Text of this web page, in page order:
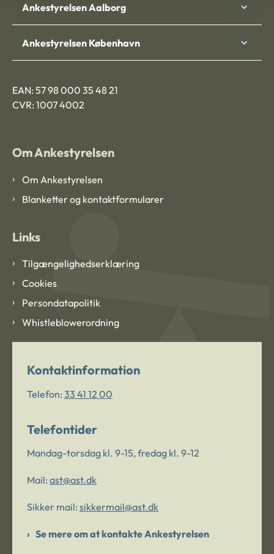
Ankestyrelsen Aalborg
Ankestyrelsen København
EAN: 57 98 000 35 48 21
CVR: 1007 4002
Om Ankestyrelsen
Om Ankestyrelsen
Blanketter og kontaktformularer
Links
Tilgængelighedserklæring
Cookies
Persondatapolitik
Whistleblowerordning
Kontaktinformation
Telefon: 33 41 12 00
Telefontider
Mandag-torsdag kl. 9-15, fredag kl. 9-12
Mail: ast@ast.dk
Sikker mail: sikkermail@ast.dk
Se mere om at kontakte Ankestyrelsen